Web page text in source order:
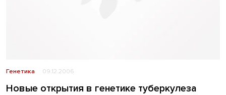
Генетика 09.12.2006
Новые открытия в генетике туберкулеза